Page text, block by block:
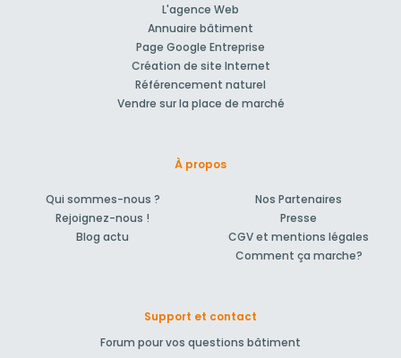
L'agence Web
Annuaire bâtiment
Page Google Entreprise
Création de site Internet
Référencement naturel
Vendre sur la place de marché
À propos
Qui sommes-nous ?
Rejoignez-nous !
Blog actu
Nos Partenaires
Presse
CGV et mentions légales
Comment ça marche?
Support et contact
Forum pour vos questions bâtiment